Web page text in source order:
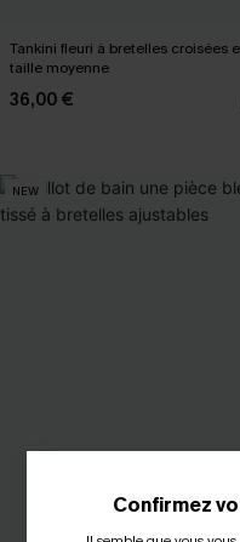
Tankini fleuri à bretelles croisées
taille moyenne
36,00 €
NEW
Confirmez